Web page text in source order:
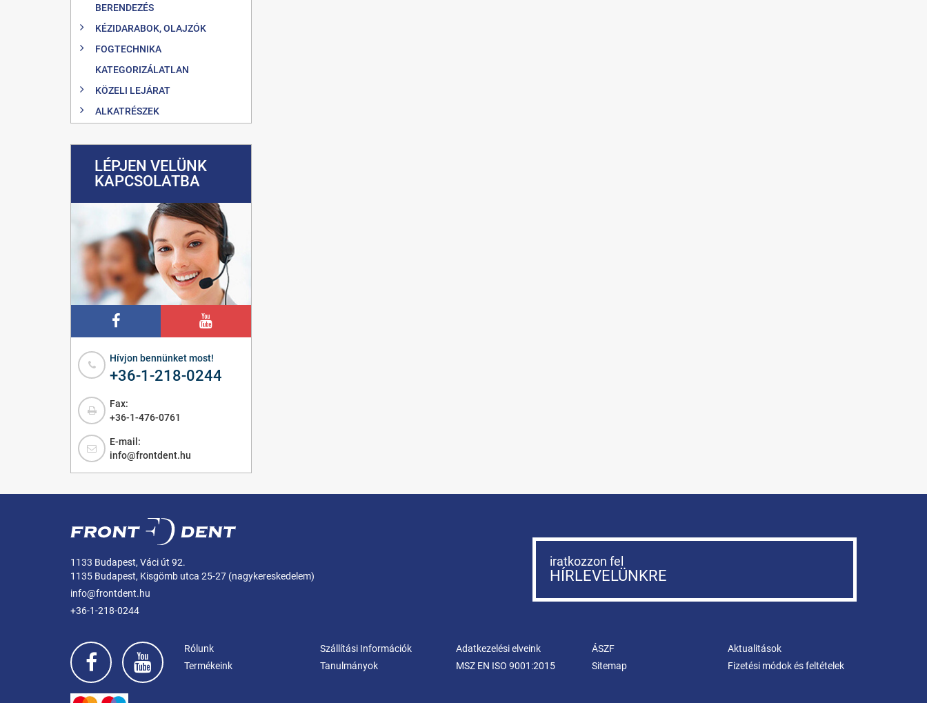
BERENDEZÉS
KÉZIDARABOK, OLAJZÓK
FOGTECHNIKA
KATEGORIZÁLATLAN
KÖZELI LEJÁRAT
ALKATRÉSZEK
LÉPJEN VELÜNK
KAPCSOLATBA
Hívjon bennünket most!
+36-1-218-0244
Fax:
+36-1-476-0761
E-mail:
info@frontdent.hu
1133 Budapest, Váci út 92.
1135 Budapest, Kisgömb utca 25-27 (nagykereskedelem)
info@frontdent.hu
+36-1-218-0244
iratkozzon fel
HÍRLEVELÜNKRE
Rólunk Szállítási Információk Adatkezelési elveink ÁSZF
Aktualitások
Termékeink
Tanulmányok MSZ EN ISO 9001:2015 Sitemap Fizetési módok és feltételek